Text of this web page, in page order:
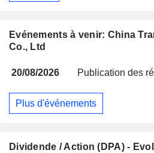
Evénements à venir: China
Co., Ltd
20/08/2026 Publication des
Plus d'événements
Dividende / Action (DPA) -